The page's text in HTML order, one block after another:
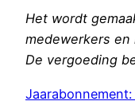
Het wordt
medewerkers en
De vergoeding